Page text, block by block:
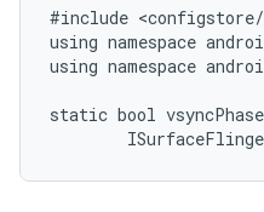
#include
using namespace
using namespace
static bool